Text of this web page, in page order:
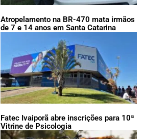
Atropelamento na BR-470 mata irmãos
de 7 e 14 anos em Santa Catarina
Fatec Ivaiporã abre inscrições para 10ª
Vitrine de Psicologia